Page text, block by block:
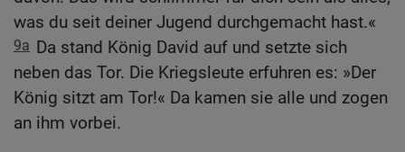
was du seit deiner Jugend durchgemacht hast.«
9a Da stand König David auf und setzte sich
neben das Tor. Die Kriegsleute erfuhren es: »Der
König sitzt am Tor!« Da kamen sie alle und zogen
an ihm vorbei.